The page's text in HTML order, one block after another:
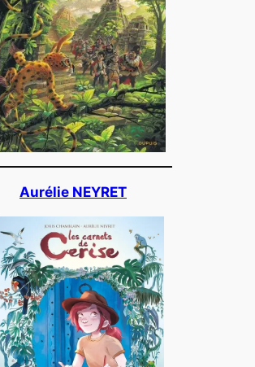
Aurélie NEYRET